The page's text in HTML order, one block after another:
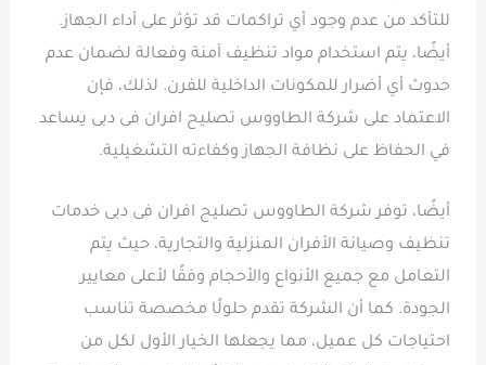
للتأكد من عدم وجود أي تراكمات قد تؤثر على أداء الجهاز.
أيضًا، يتم استخدام مواد تنظيف آمنة وفعالة لضمان عدم
حدوث أي أضرار للمكونات الداخلية للفرن. لذلك، فإن
الاعتماد على شركة الطاووس تصليح افران فى دبى يساعد
في الحفاظ على نظافة الجهاز وكفاءته التشغيلية.
أيضًا، توفر شركة الطاووس تصليح افران فى دبى خدمات
تنظيف وصيانة الأفران المنزلية والتجارية، حيث يتم
التعامل مع جميع الأنواع والأحجام وفقًا لأعلى معايير
الجودة. كما أن الشركة تقدم حلولًا مخصصة تناسب
احتياجات كل عميل، مما يجعلها الخيار الأول لكل من